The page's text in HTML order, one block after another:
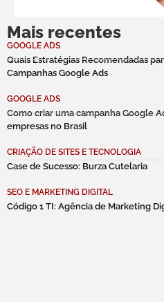
Mais recentes
GOOGLE ADS
Quais Estratégias Recomendadas
Campanhas Google Ads
GOOGLE ADS
Como criar uma campanha Google
empresas no Brasil
CRIAÇÃO DE SITES E TECNOLOGIA
Case de Sucesso: Burza Cutelaria
SEO E MARKETING DIGITAL
Código 1 TI: Agência de Marketing